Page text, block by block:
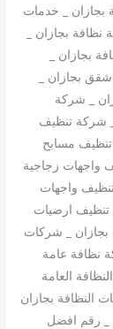
بجازان _ خدمات
بجازان _
بجازان _
بجازان _
_ شركة
شركة تنظيف
مسابح
واجهات زجاجية
واجهات
تنظيف ارضيات
_ شركات
نظافة عامة
العامة
النظافة بجازان
_ رقم افضل